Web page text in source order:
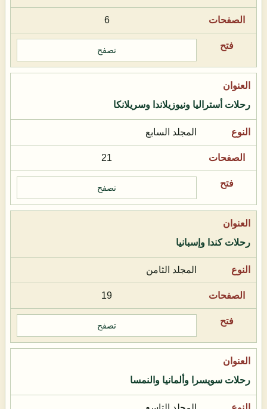
6
تصفح
رحلات أستراليا ونيوزيلاندا وسريلانكا
المجلد السابع
21
تصفح
رحلات كندا وإسبانيا
المجلد الثامن
19
تصفح
رحلات سويسرا وألمانيا والنمسا